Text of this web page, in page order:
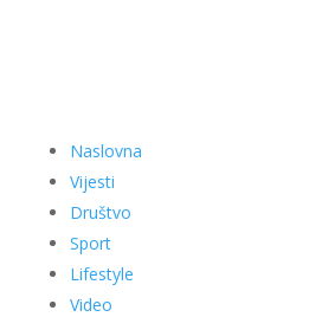
Naslovna
Vijesti
Društvo
Sport
Lifestyle
Video